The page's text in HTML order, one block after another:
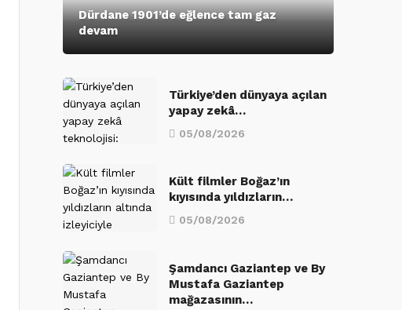
Dürdane 1901’de eğlence tam gaz
devam
Türkiye’den dünyaya açılan
yapay zekâ…
05/08/2026
Kült filmler Boğaz’ın
kıyısında yıldızların…
05/08/2026
Şamdancı Gaziantep ve By
Mustafa Gaziantep
mağazasının…